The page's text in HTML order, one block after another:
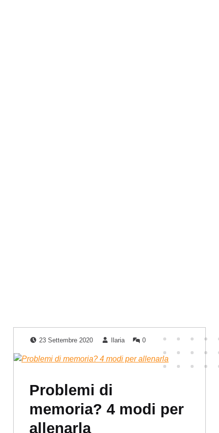
Problemi di
memoria? 4 modi per
allenarla
Posted on:
23 Settembre 2020
Written by:
Ilaria
Comments:
0